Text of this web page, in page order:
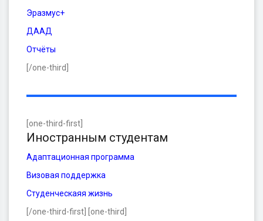
Эразмус+
ДААД
Отчёты
[/one-third]
[one-third-first]
Иностранным студентам
Адаптационная программа
Визовая поддержка
Студенческаяя жизнь
[/one-third-first] [one-third]